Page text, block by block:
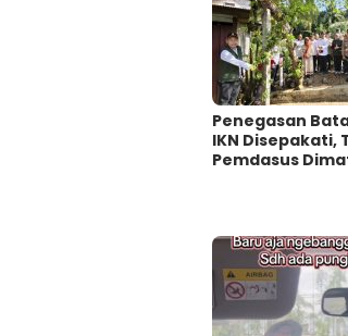
Penegasan
IKN Disepakati,
Pemdasus